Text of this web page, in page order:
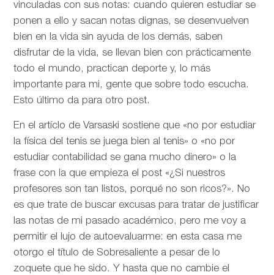
vinculadas con sus notas: cuando quieren estudiar se
ponen a ello y sacan notas dignas, se desenvuelven
bien en la vida sin ayuda de los demás, saben
disfrutar de la vida, se llevan bien con prácticamente
todo el mundo, practican deporte y, lo más
importante para mi, gente que sobre todo escucha.
Esto último da para otro post.
En el artíclo deVarsaski sostiene que «no por estudiar
la física del tenis se juega bien al tenis» o «no por
estudiar contabilidad se gana mucho dinero» o la
frase con la que empieza el post «¿Si nuestros
profesores son tan listos, porqué no son ricos?». No
es que trate de buscar excusas para tratar de justificar
las notas de mi pasado académico, pero me voy a
permitir el lujo de autoevaluarme: en esta casa me
otorgo el título de Sobresaliente a pesar de lo
zoquete que he sido. Y hasta que no cambie el